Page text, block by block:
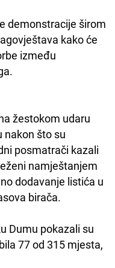
demonstracije širom
kako će
između
žestokom udaru
nakon što su
posmatrači kazali
namještanjem
dodavanje listića u
birača.
Dumu pokazali su
77 od 315 mjesta,